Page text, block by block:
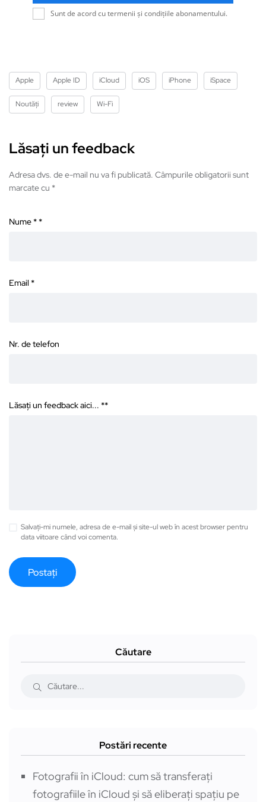
Sunt de acord cu termenii și condițiile abonamentului.
Apple Apple ID iCloud iOS iPhone iSpace
Noutăți review Wi-Fi
Lăsați un feedback
Adresa dvs. de e-mail nu va fi publicată. Câmpurile obligatorii sunt
marcate cu *
Nume * *
Email *
Nr. de telefon
Lăsați un feedback aici... **
Salvați-mi numele, adresa de e-mail și site-ul web în acest browser pentru
data viitoare când voi comenta.
Căutare
Postări recente
Fotografii în iCloud: cum să transferați
fotografiile în iCloud și să eliberați spațiu pe